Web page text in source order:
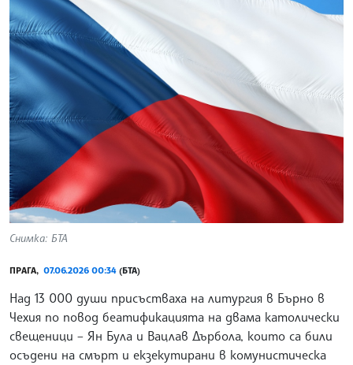
Снимка: БТА
ПРАГА, 07.06.2026 00:34 (БТА)
Над 13 000 души присъстваха на литургия в Бърно в
Чехия по повод беатификацията на двама католически
свещеници – Ян Була и Вацлав Дърбола, които са били
осъдени на смърт и екзекутирани в комунистическа